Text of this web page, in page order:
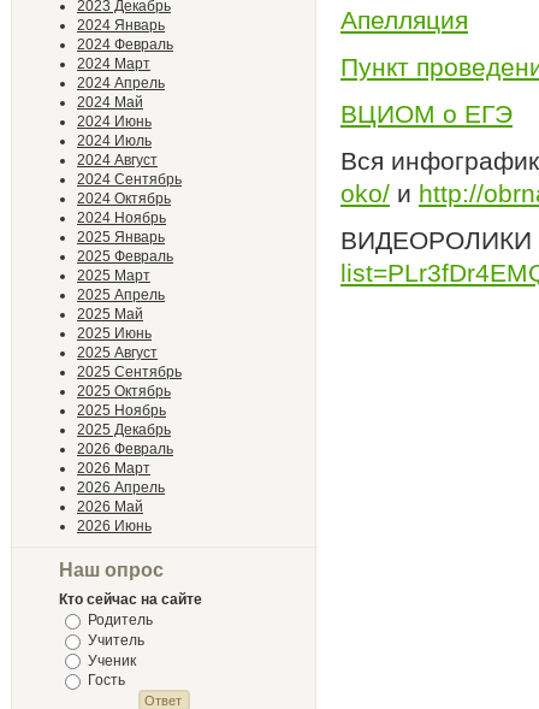
2023 Декабрь
2024 Январь
2024 Февраль
2024 Март
2024 Апрель
2024 Май
2024 Июнь
2024 Июль
2024 Август
2024 Сентябрь
2024 Октябрь
2024 Ноябрь
2025 Январь
2025 Февраль
2025 Март
2025 Апрель
2025 Май
2025 Июнь
2025 Август
2025 Сентябрь
2025 Октябрь
2025 Ноябрь
2025 Декабрь
2026 Февраль
2026 Март
2026 Апрель
2026 Май
2026 Июнь
Наш опрос
Кто сейчас на сайте
Родитель
Учитель
Ученик
Гость
Апелляция
Пункт
ВЦИОМ о ЕГЭ
Вся
oko/ и http://
ВИДЕОРОЛИКИ